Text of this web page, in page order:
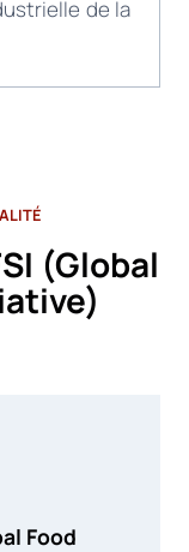
de la
(Global
Food